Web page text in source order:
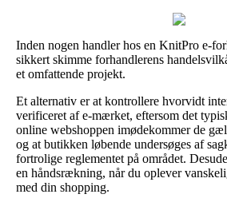
Inden nogen handler hos en KnitPro e-
sikkert skimme forhandlerens
et omfattende projekt.
Et alternativ er at kontrollere hvorvidt
verificeret af e-mærket, eftersom det
online webshoppen imødekommer de
og at butikken løbende undersøges af
fortrolige reglementet på området.
en håndsrækning, når du oplever
med din shopping.